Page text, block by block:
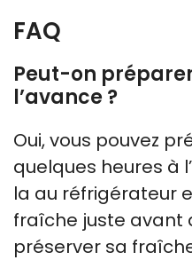
FAQ
Peut-on
l’avance ?
Oui, vous pouvez
quelques heures à
la au réfrigérateur
fraîche juste avant
préserver sa